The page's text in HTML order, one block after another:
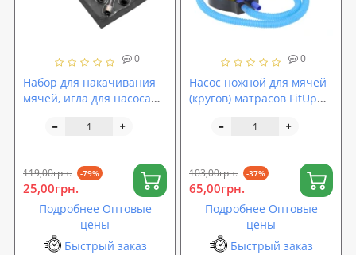
0
Набор для накачивания
мячей, игла для насоса
шланг OSPORT (MS 1784)
119,00грн. -79%
25,00грн.
Подробнее Оптовые
цены
Быстрый заказ
0
Насос ножной для мячей
(кругов) матрасов FitUp
103,00грн. -37%
65,00грн.
Подробнее Оптовые
цены
Быстрый заказ